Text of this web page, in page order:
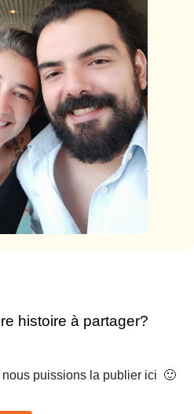
histoire à partager?
puissions la publier ici 🙂